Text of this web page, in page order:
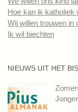
Hoe kan ik katholiek
Wij willen trouwen in
Ik wil biechten
NIEUWS UIT HET